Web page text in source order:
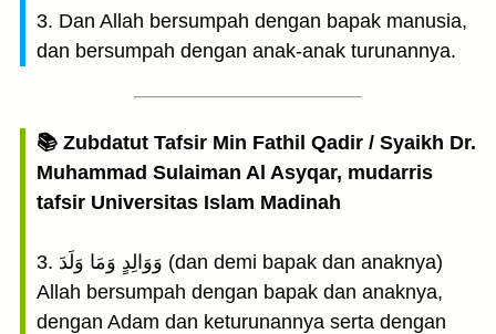
3. Dan Allah bersumpah dengan bapak manusia,
dan bersumpah dengan anak-anak turunannya.
📚 Zubdatut Tafsir Min Fathil Qadir / Syaikh Dr.
Muhammad Sulaiman Al Asyqar, mudarris
tafsir Universitas Islam Madinah
3. وَوَالِدٍ وَمَا وَلَدَ (dan demi bapak dan anaknya)
Allah bersumpah dengan bapak dan anaknya,
dengan Adam dan keturunannya serta dengan